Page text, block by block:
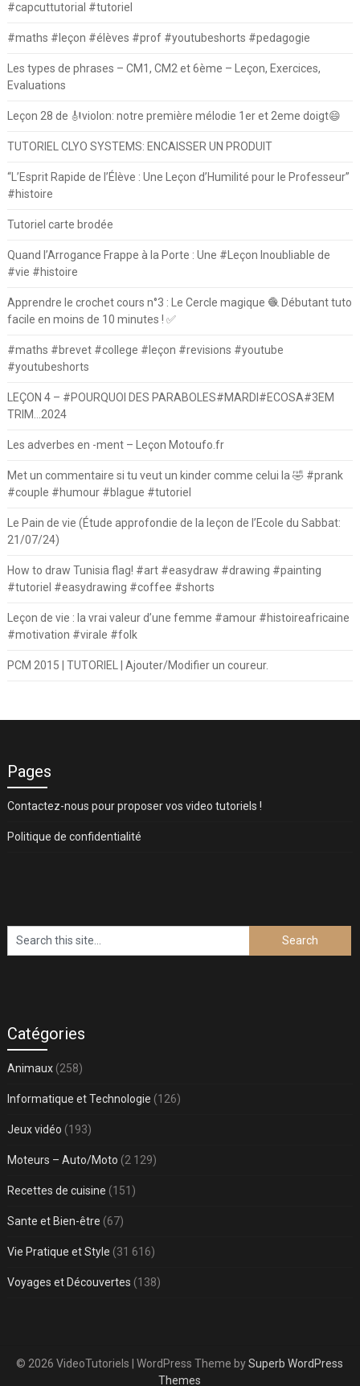
#capcuttutorial #tutoriel
#maths #leçon #élèves #prof #youtubeshorts #pedagogie
Les types de phrases – CM1, CM2 et 6ème – Leçon, Exercices,
Evaluations
Leçon 28 de 🎻violon: notre première mélodie 1er et 2eme doigt😄
TUTORIEL CLYO SYSTEMS: ENCAISSER UN PRODUIT
“L’Esprit Rapide de l’Élève : Une Leçon d’Humilité pour le Professeur”
#histoire
Tutoriel carte brodée
Quand l’Arrogance Frappe à la Porte : Une #Leçon Inoubliable de
#vie #histoire
Apprendre le crochet cours n°3 : Le Cercle magique 🧶 Débutant tuto
facile en moins de 10 minutes ! ✅
#maths #brevet #college #leçon #revisions #youtube
#youtubeshorts
LEÇON 4 – #POURQUOI DES PARABOLES#MARDI#ECOSA#3EM
TRIM…2024
Les adverbes en -ment – Leçon Motoufo.fr
Met un commentaire si tu veut un kinder comme celui la 🤣 #prank
#couple #humour #blague #tutoriel
Le Pain de vie (Étude approfondie de la leçon de l’Ecole du Sabbat:
21/07/24)
How to draw Tunisia flag! #art #easydraw #drawing #painting
#tutoriel #easydrawing #coffee #shorts
Leçon de vie : la vrai valeur d’une femme #amour #histoireafricaine
#motivation #virale #folk
PCM 2015 | TUTORIEL | Ajouter/Modifier un coureur.
Pages
Contactez-nous pour proposer vos video tutoriels !
Politique de confidentialité
Catégories
Animaux(258)
Informatique et Technologie (126)
Jeux vidéo (193)
Moteurs – Auto/Moto (2 129)
Recettes de cuisine (151)
Sante et Bien-être (67)
Vie Pratique et Style (31 616)
Voyages et Découvertes (138)
© 2026 VideoTutoriels | WordPress Theme bySuperb WordPress
Themes